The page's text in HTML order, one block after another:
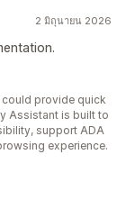
2 มิถุนายน 2026
could provide quick
Assistant is built to
support ADA
experience.